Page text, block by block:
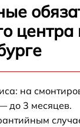
центра
на
до 3 месяцев.